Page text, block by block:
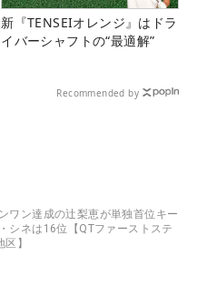
新『TENSEIオレンジ』はドラ
イバーシャフトの“最適解”
Recommended by
ワン達成の辻梨恵が単独首位キー
シネは16位【QTファーストステ
】